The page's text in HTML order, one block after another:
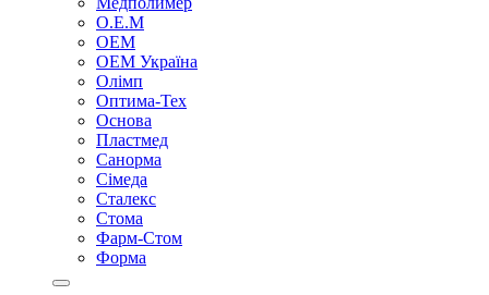
О.Е.М
ОЕМ
ОЕМ Україна
Олімп
Оптима-Тех
Основа
Пластмед
Санорма
Сімеда
Сталекс
Стома
Фарм-Стом
Форма